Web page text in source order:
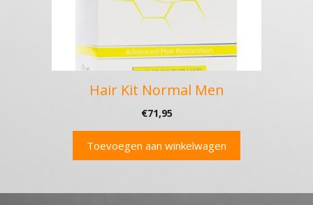
Hair Kit Normal Men
€71,95
Toevoegen aan winkelwagen